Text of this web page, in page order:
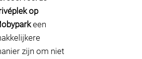
op
een
zijn om niet